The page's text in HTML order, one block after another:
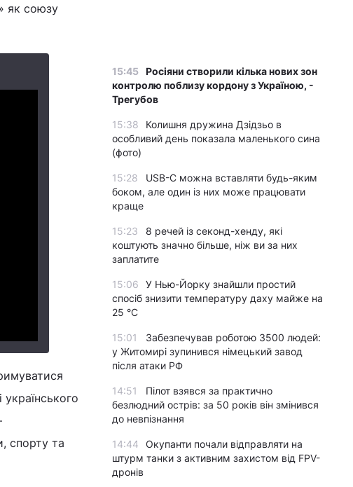
як союзу
спорту та
15:45 Росіяни створили кілька нових зон
контролю поблизу кордону з Україною, -
Трегубов
15:38
Колишня дружина Дзідзьо в
особливий день показала маленького сина
(фото)
15:28
USB-C можна вставляти будь-яким
боком, але один із них може працювати
краще
15:23
8 речей із секонд-хенду, які
коштують значно більше, ніж ви за них
заплатите
15:06
У Нью-Йорку знайшли простий
спосіб знизити температуру даху майже на
25 °C
15:01
Забезпечував роботою 3500 людей:
у Житомирі зупинився німецький завод
після атаки РФ
14:51
Пілот взявся за практично
безлюдний острів: за 50 років він змінився
до невпізнання
14:44
Окупанти почали відправляти на
штурм танки з активним захистом від FPV-
дронів